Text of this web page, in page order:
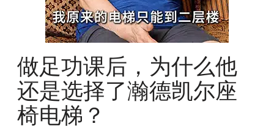
凯
尔
座
电
梯
？
做足功课后，为什么他
还是选择了瀚德凯尔座
椅电梯？